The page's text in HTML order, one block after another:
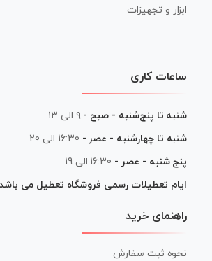
ابزار و تجهیزات
ساعات کاری
شنبه تا پنج‌شنبه - صبح - ۹ الی ۱۳
شنبه تا چهارشنبه - عصر - 16:30 الی 20
پنج شنبه - عصر - 16:30 الی 19
ایام تعطیلات رسمی فروشگاه تعطیل می باشد
راهنمای خرید
نحوه ثبت سفارش